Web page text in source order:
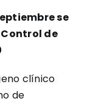
se
Control de
clínico
de